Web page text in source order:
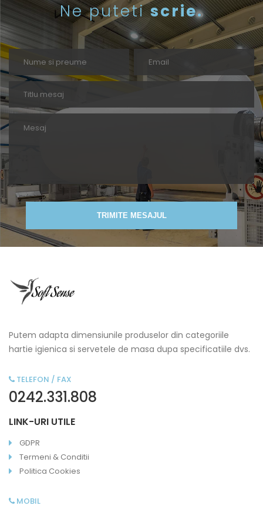
Ne putetiscrie.
TRIMITE MESAJUL
Putem adapta dimensiunile produselor din categoriile
hartie igienica si servetele de masa dupa specificatiile dvs.
TELEFON / FAX
0242.331.808
LINK-URI UTILE
GDPR
Termeni & Conditii
Politica Cookies
MOBIL